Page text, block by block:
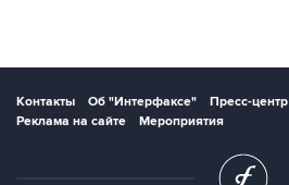
Контакты Об "Интерфаксе" Пресс-центр
Реклама на сайте
Мероприятия